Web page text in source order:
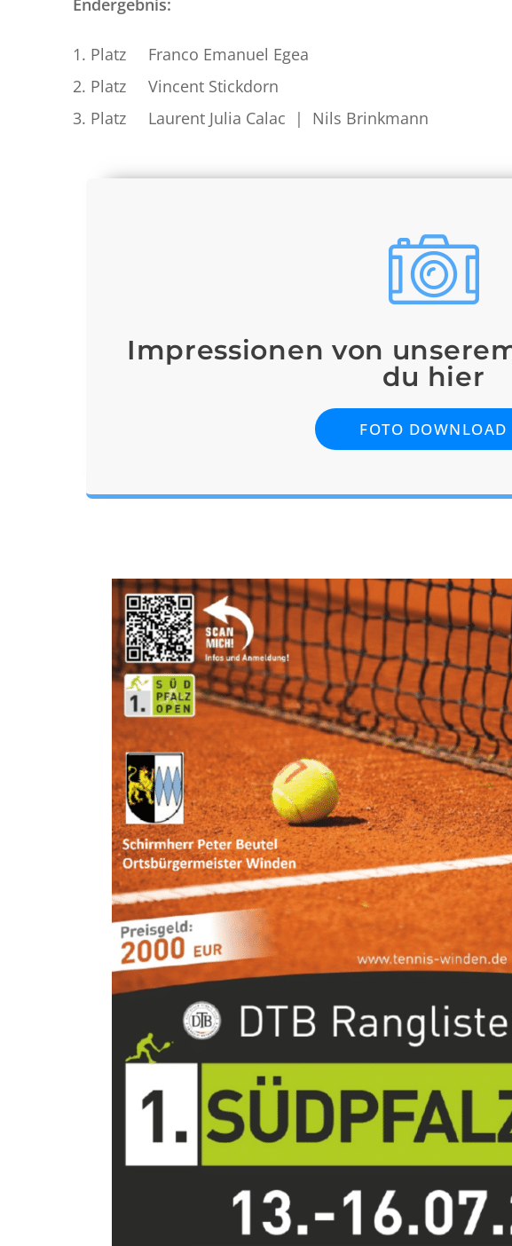
Endergeb­nis:
Platz Fran­co Emanuel Egea
Platz Vin­cent Stickdorn
Platz Lau­rent Julia Calac | Nils Brinkmann
Impressionen von
du hier
FOTO DOWN­LOAD